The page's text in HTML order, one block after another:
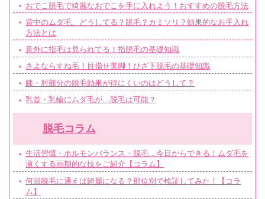
おでこ脱毛で綺麗なおでこを手に入れよう！おすすめの脱毛方法
背中のムダ毛、どうしてる？脱毛？カミソリ？効果的なお手入れ
方法とは
意外に指毛は見られてる！指脱毛の基礎知識
さよならすね毛！目指せ美脚！ひざ下脱毛の基礎知識
膝・肘部分の脱毛効果が得にくいのはどうして？
乳首・乳輪にムダ毛が…脱毛は可能？
脱毛コラム
生活習慣・ホルモンバランス・脱毛…今日からできる！ムダ毛を
薄くする画期的な技をご紹介【コラム】
何回脱毛に通えば綺麗になる？部位別で検証してみた！【コラ
ム】